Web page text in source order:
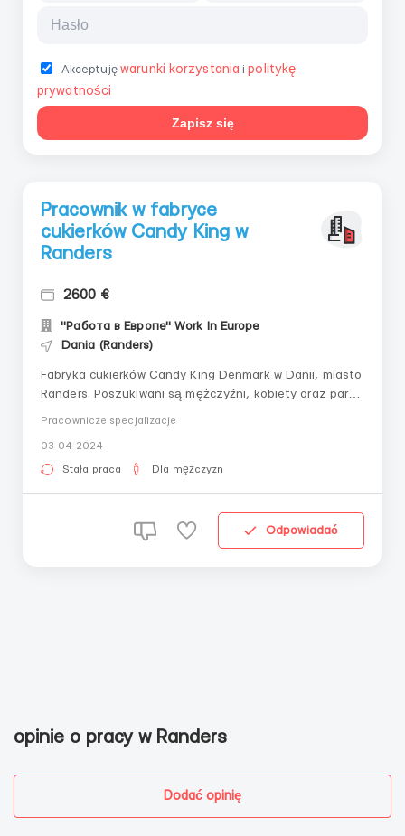
Akceptujęwarunki korzystania i politykę
prywatności
Zapisz się
Pracownik w fabryce
cukierków Candy King w
Randers
2600 €
"Работа в Европе" Work In Europe
Dania (Randers)
Fabryka cukierków Candy King Denmark w Danii, miasto
Randers. Poszukiwani są mężczyźni, kobiety oraz pary
5/2, na życzenie można pracować w soboty, 8 godzin
dziennie obowiązkowo. Wynagrodzenie: od 11 euro/h ...
Pracownicze specjalizacje
03-04-2024
Stała praca Dla mężczyzn
Odpowiadać
opinie o pracy w Randers
Dodać opinię